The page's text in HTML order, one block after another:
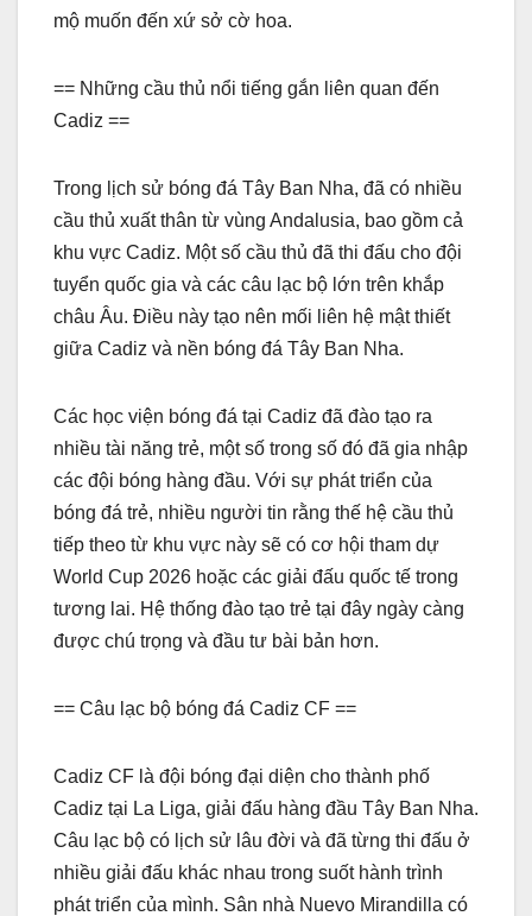
mộ muốn đến xứ sở cờ hoa.
== Những cầu thủ nổi tiếng gắn liên quan đến
Cadiz ==
Trong lịch sử bóng đá Tây Ban Nha, đã có nhiều
cầu thủ xuất thân từ vùng Andalusia, bao gồm cả
khu vực Cadiz. Một số cầu thủ đã thi đấu cho đội
tuyển quốc gia và các câu lạc bộ lớn trên khắp
châu Âu. Điều này tạo nên mối liên hệ mật thiết
giữa Cadiz và nền bóng đá Tây Ban Nha.
Các học viện bóng đá tại Cadiz đã đào tạo ra
nhiều tài năng trẻ, một số trong số đó đã gia nhập
các đội bóng hàng đầu. Với sự phát triển của
bóng đá trẻ, nhiều người tin rằng thế hệ cầu thủ
tiếp theo từ khu vực này sẽ có cơ hội tham dự
World Cup 2026 hoặc các giải đấu quốc tế trong
tương lai. Hệ thống đào tạo trẻ tại đây ngày càng
được chú trọng và đầu tư bài bản hơn.
== Câu lạc bộ bóng đá Cadiz CF ==
Cadiz CF là đội bóng đại diện cho thành phố
Cadiz tại La Liga, giải đấu hàng đầu Tây Ban Nha.
Câu lạc bộ có lịch sử lâu đời và đã từng thi đấu ở
nhiều giải đấu khác nhau trong suốt hành trình
phát triển của mình. Sân nhà Nuevo Mirandilla có